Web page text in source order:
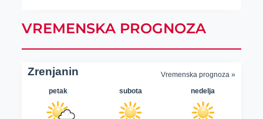
VREMENSKA PROGNOZA